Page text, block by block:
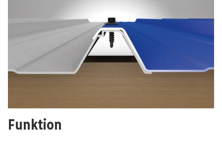
Funktion